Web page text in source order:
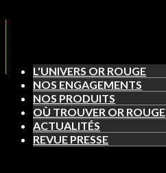
L'UNIVERS OR ROUGE
NOS ENGAGEMENTS
NOS PRODUITS
OÙ TROUVER OR ROUGE
ACTUALITÉS
REVUE PRESSE